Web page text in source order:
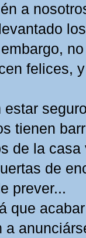
a
felices,
tienen
de la
de
prever...
que
a